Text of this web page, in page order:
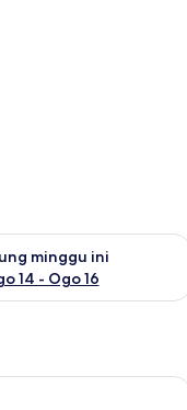
minggu ini
14 - Ogo 16
untuk hujung
Hotels & Suites